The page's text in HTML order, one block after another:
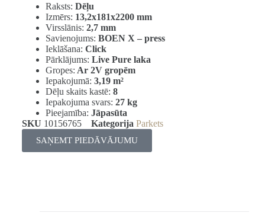
Raksts: Dēļu
Izmērs: 13,2x181x2200 mm
Virsslānis: 2,7 mm
Savienojums: BOEN X – press
Ieklāšana: Click
Pārklājums: Live Pure laka
Gropes: Ar 2V gropēm
Iepakojumā: 3,19 m²
Dēļu skaits kastē: 8
Iepakojuma svars: 27 kg
Pieejamība: Jāpasūta
SKU 10156765 Kategorija Parkets
SAŅEMT PIEDĀVĀJUMU